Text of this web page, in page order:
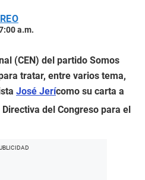
a.m.
(CEN) del partido Somos
tratar, entre varios tema,
José Jerícomo su carta a
del Congreso para el